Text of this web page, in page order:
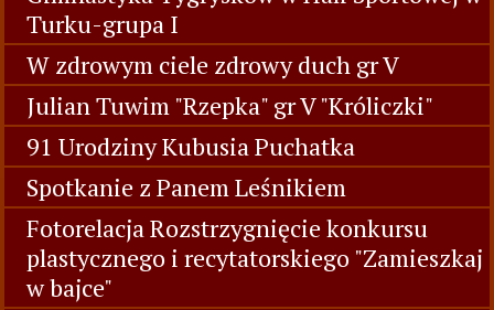
Turku-grupa I
W zdrowym ciele zdrowy duch gr V
Julian Tuwim "Rzepka" gr V "Króliczki"
91 Urodziny Kubusia Puchatka
Spotkanie z Panem Leśnikiem
Fotorelacja Rozstrzygnięcie konkursu
plastycznego i recytatorskiego "Zamieszkaj
w bajce"